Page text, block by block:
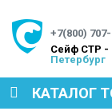
+7(800)
Cейф СТР -
Петербург
КАТАЛОГ